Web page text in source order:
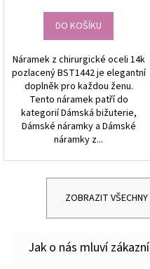
DO KOŠÍKU
Náramek z chirurgické oceli 14k
pozlacený BST1442 je elegantní
doplněk pro každou ženu.
Tento náramek patří do
kategorií Dámská bižuterie,
Dámské náramky a Dámské
náramky z...
ZOBRAZIT